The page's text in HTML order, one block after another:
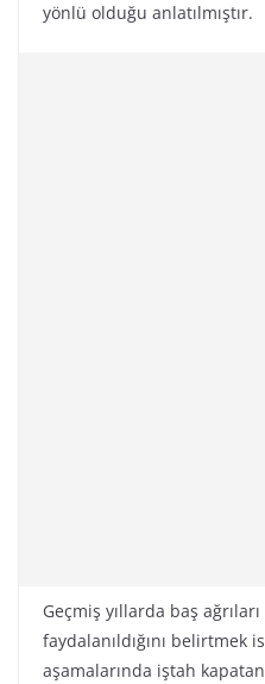
yönlü olduğu anlatılmıştır.
Geçmiş yıllarda baş
faydalanıldığını belirtmek
aşamalarında iştah